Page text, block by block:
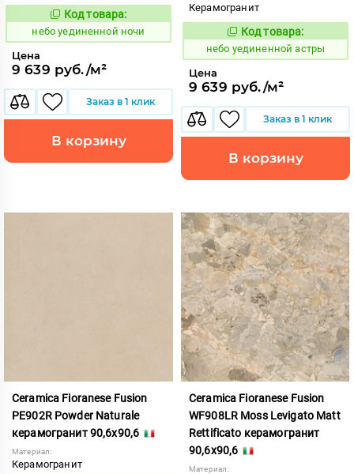
1122936
Код товара:
небо уединенной ночи
Цена
9 639 руб./м²
Заказ в 1 клик
В корзину
Керамогранит
1122956
Код товара:
небо уединенной астры
Цена
9 639 руб./м²
Заказ в 1 клик
В корзину
Ceramica Fioranese Fusion
PE902R Powder Naturale
керамогранит 90,6x90,6
Материал:
Керамогранит
Ceramica Fioranese Fusion
WF908LR Moss Levigato Matt
Rettificato керамогранит
90,6x90,6
Материал: